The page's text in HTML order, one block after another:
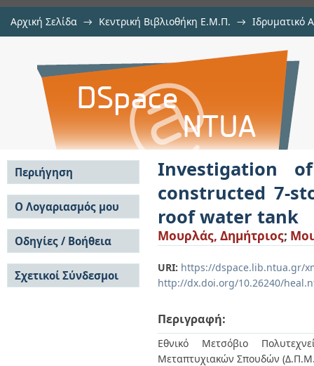
Αρχική Σελίδα → Κεντρική Βιβλιοθήκη Ε.Μ.Π. → Ιδρυματικό
Investigation of the seismic
reinforced concrete building with
Investigation
constructed 7-
roof water tank
Μουρλάς, Δημήτριος;
URI: https://dspace.lib.ntua.gr/
http://dx.doi.org/10.26240/
Περιγραφή:
Εθνικό Μετσόβιο
Μεταπτυχιακών Σπουδών
Περιήγηση
Σε όλο το DSpace
Κοινότητες & Συλλογές
Ανά Ημερομηνία
Έκδοσης
Συγγραφείς
Τίτλοι
Θέματα
Ο Λογαριασμός μου
Σύνδεση
Εγγραφή
Οδηγίες / Βοήθεια
Οδηγίες Υποβολής
Οδηγίες Χρήσης ΙΑ
Συχνές Ερωτήσεις
Σχετικοί Σύνδεσμοι